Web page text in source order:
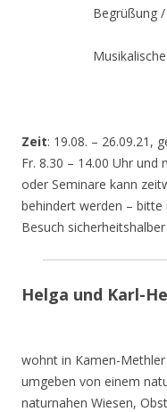
Begrüßung
Zeit: 19.08. – 26.09.21,
Fr. 8.30 – 14.00 Uhr und
oder Seminare kann
behindert werden –
Besuch
Helga und Karl-
wohnt in Kamen-
umgeben von einem
naturnahen Wiesen,